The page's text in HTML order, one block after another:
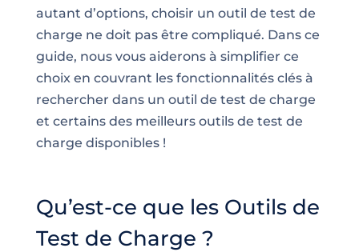
autant d’options, choisir un outil de test de
charge ne doit pas être compliqué. Dans ce
guide, nous vous aiderons à simplifier ce
choix en couvrant les fonctionnalités clés à
rechercher dans un outil de test de charge
et certains des meilleurs outils de test de
charge disponibles !
Qu’est-ce que les Outils de
Test de Charge ?